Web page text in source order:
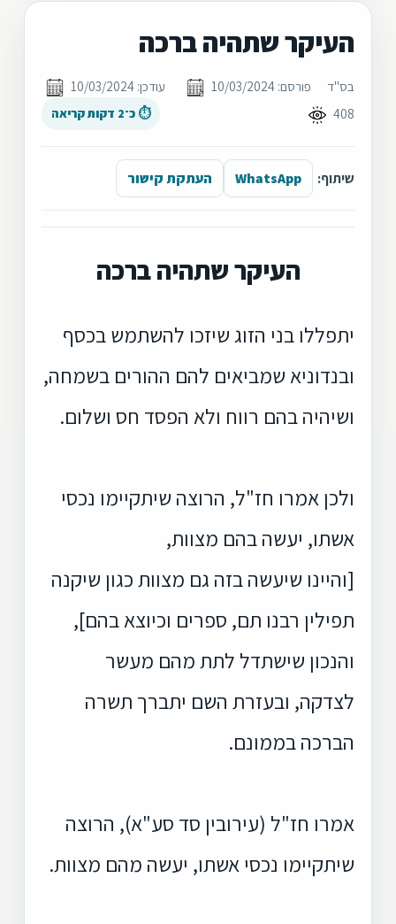
העיקר שתהיה ברכה
בס"ד פורסם: 10/03/2024
עודכן: 10/03/2024
408
⏱ כ־2 דקות קריאה
שיתוף: WhatsApp העתקת קישור
העיקר שתהיה ברכה
יתפללו בני הזוג שיזכו להשתמש בכסף
ובנדוניא שמביאים להם ההורים בשמחה,
ושיהיה בהם רווח ולא הפסד חס ושלום.
ולכן אמרו חז"ל, הרוצה שיתקיימו נכסי
אשתו, יעשה בהם מצוות,
[והיינו שיעשה בזה גם מצוות כגון שיקנה
תפילין רבנו תם, ספרים וכיוצא בהם],
והנכון שישתדל לתת מהם מעשר
לצדקה, ובעזרת השם יתברך תשרה
הברכה בממונם.
אמרו חז"ל (עירובין סד סע"א), הרוצה
שיתקיימו נכסי אשתו, יעשה מהם מצוות.